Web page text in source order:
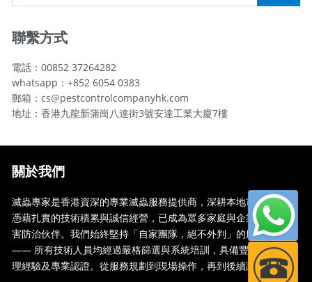
聯繫方式
電話：00852 37264282
whatsapp：+852 6054 0383
郵箱：cs@pestcontrolcompanyhk.com
地址：香港九龍新蒲崗八達街3號安達工業大廈7樓
關於我們
滅蟲專家是香港資深的專業滅蟲服務提供商，深耕本地市場多年，
憑藉扎實的技術積累與誠信經營，已成為眾多家庭與企業信賴的蟲
害防治伙伴。我們始終堅持「自家團隊，絕不外判」的服務承諾
—— 所有技術人員均經過嚴格篩選與系統培訓，具備豐富的現場處
理經驗及專業認證。從服務規劃到現場操作，再到後續跟蹤，全...